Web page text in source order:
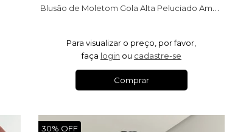
B
lusão de Moletom Gola Alta Peluciado Amarelo Manteiga
Para visualizar o preço, por favor,
faça login ou cadastre-se
Comprar
30% OFF